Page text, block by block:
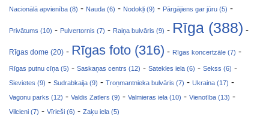
Nacionālā apvienība (8) - Nauda (6) - Nodokļi (9) - Pārgājiens gar jūru (5) -
Privātums (10) - Pulvertornis (7) - Raiņa bulvāris (9) - Rīga (388) -
Rīgas dome (20) - Rīgas foto (316) - Rīgas koncertzāle (7) -
Rīgas putnu cīņa (5) - Saskaņas centrs (12) - Satekles iela (6) - Sekss (6) -
Sievietes (9) - Sudrabkaija (9) - Troņmantnieka bulvāris (7) - Ukraina (17) -
Vagonu parks (12) - Valdis Zatlers (9) - Valmieras iela (10) - Vienotība (13) -
Vilcieni (7) - Vīrieši (6) - Zaķu iela (5)